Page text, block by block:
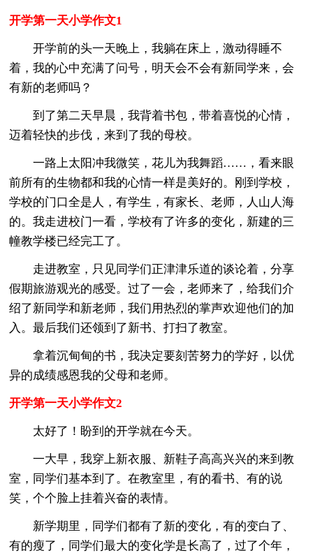
开学第一天小学作文1
开学前的头一天晚上，我躺在床上，激动得睡不
着，我的心中充满了问号，明天会不会有新同学来，会
有新的老师吗？
到了第二天早晨，我背着书包，带着喜悦的心情，
迈着轻快的步伐，来到了我的母校。
一路上太阳冲我微笑，花儿为我舞蹈……，看来眼
前所有的生物都和我的心情一样是美好的。刚到学校，
学校的门口全是人，有学生，有家长、老师，人山人海
的。我走进校门一看，学校有了许多的变化，新建的三
幢教学楼已经完工了。
走进教室，只见同学们正津津乐道的谈论着，分享
假期旅游观光的感受。过了一会，老师来了，给我们介
绍了新同学和新老师，我们用热烈的掌声欢迎他们的加
入。最后我们还领到了新书、打扫了教室。
拿着沉甸甸的书，我决定要刻苦努力的学好，以优
异的成绩感恩我的父母和老师。
开学第一天小学作文2
太好了！盼到的开学就在今天。
一大早，我穿上新衣服、新鞋子高高兴兴的来到教
室，同学们基本到了。在教室里，有的看书、有的说
笑，个个脸上挂着兴奋的表情。
新学期里，同学们都有了新的变化，有的变白了、
有的瘦了，同学们最大的变化学是长高了，过了个年，